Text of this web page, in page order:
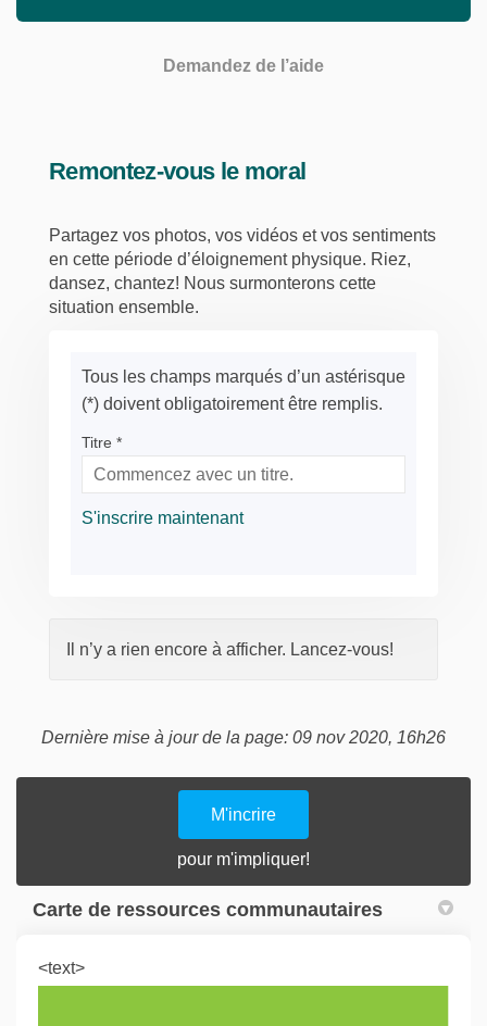
Demandez de l’aide
Remontez-vous le moral
Partagez vos photos, vos vidéos et vos sentiments
en cette période d’éloignement physique. Riez,
dansez, chantez! Nous surmonterons cette
situation ensemble.
Tous les champs marqués d’un astérisque
(*) doivent obligatoirement être remplis.
Titre *
S'inscrire maintenant
Il n’y a rien encore à afficher. Lancez-vous!
Dernière mise à jour de la page: 09 nov 2020, 16h26
M'incrire
pour m'impliquer!
Carte de ressources communautaires
<text>